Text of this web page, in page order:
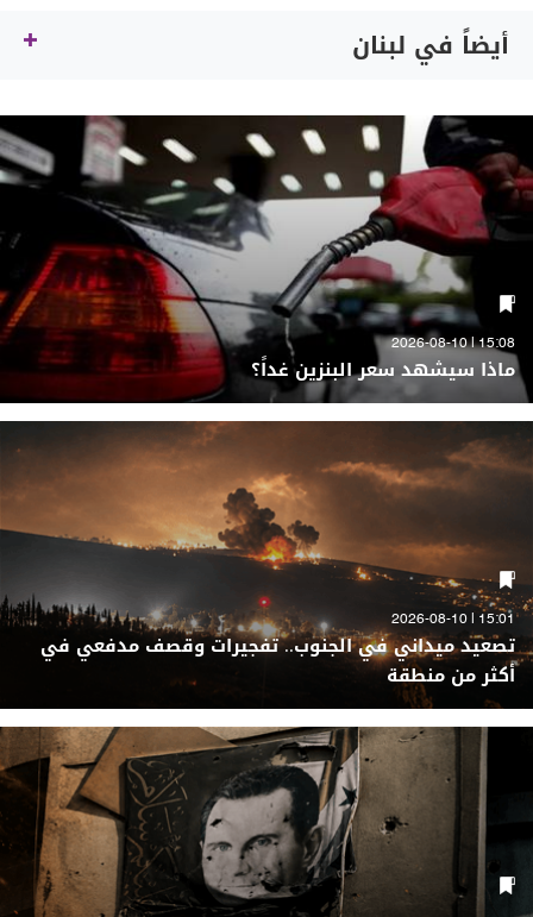
أيضاً في لبنان
15:08 | 2026-08-10
ماذا سيشهد سعر البنزين غداً؟
15:01 | 2026-08-10
تصعيد ميداني في الجنوب.. تفجيرات وقصف مدفعي في
أكثر من منطقة